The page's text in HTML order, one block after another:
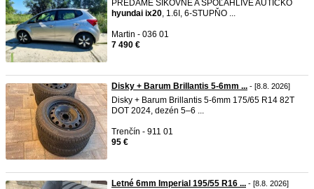
PREDÁME ŠIKOVNÉ A SPOĽAHLIVÉ AUTÍČKO
hyundai ix20, 1.6I, 6-STUPŇO ...
Martin - 036 01
7 490 €
Disky + Barum Brillantis 5-6mm ... - [8.8. 2026]
Disky + Barum Brillantis 5-6mm 175/65 R14 82T
DOT 2024, dezén 5–6 ...
Trenčín - 911 01
95 €
Letné 6mm Imperial 195/55 R16 ... - [8.8. 2026]